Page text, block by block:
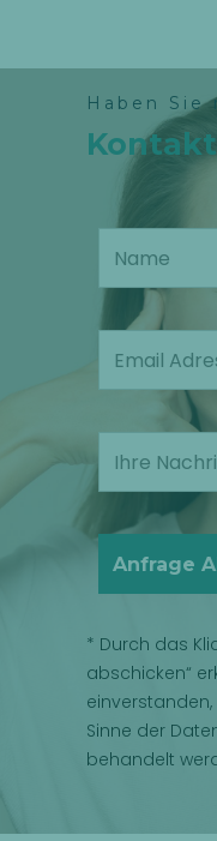
Haben Sie
* Durch das
abschicken“
Sinne der
behandelt